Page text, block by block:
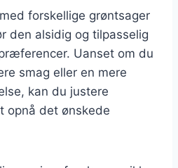
forskellige grøntsager
den alsidig og tilpasselig
Uanset om du
smag eller en mere
kan du justere
opnå det ønskede